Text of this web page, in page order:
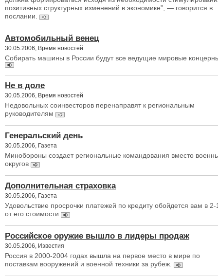
позитивных структурных изменений в экономике”, — говорится в
послании.
Автомобильный венец
30.05.2006, Время новостей
Собирать машины в России будут все ведущие мировые
Не в доле
30.05.2006, Время новостей
Недовольных соинвесторов перенаправят к региональным
руководителям
Генеральский день
30.05.2006, Газета
Минобороны создает региональные командования вместо
округов
Дополнительная страховка
30.05.2006, Газета
Удовольствие просрочки платежей по кредиту обойдется вам в 2-
от его стоимости
Российское оружие вышло в лидеры продаж
30.05.2006, Известия
Россия в 2000-2004 годах вышла на первое место в мире по
поставкам вооружений и военной техники за рубеж.